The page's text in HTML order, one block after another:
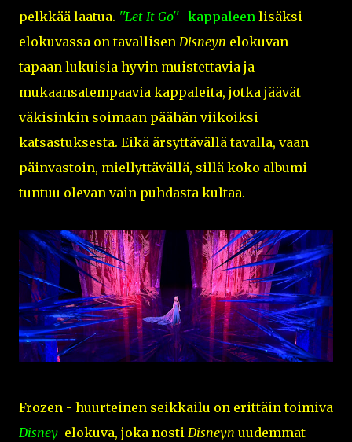
pelkkää laatua. ''Let It Go'' -kappaleen lisäksi
elokuvassa on tavallisen Disneyn elokuvan
tapaan lukuisia hyvin muistettavia ja
mukaansatempaavia kappaleita, jotka jäävät
väkisinkin soimaan päähän viikoiksi
katsastuksesta. Eikä ärsyttävällä tavalla, vaan
päinvastoin, miellyttävällä, sillä koko albumi
tuntuu olevan vain puhdasta kultaa.
Frozen - huurteinen seikkailu on erittäin toimiva
Disney-elokuva, joka nosti Disneyn uudemmat